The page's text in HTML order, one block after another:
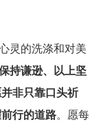
灵的洗涤和对美
持谦逊、以上坚
非只靠口头祈
行的道路。愿每